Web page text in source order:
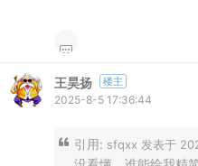
王昊扬 楼主
2025-8-5 17:36:44
引用: sfqxx 发表于